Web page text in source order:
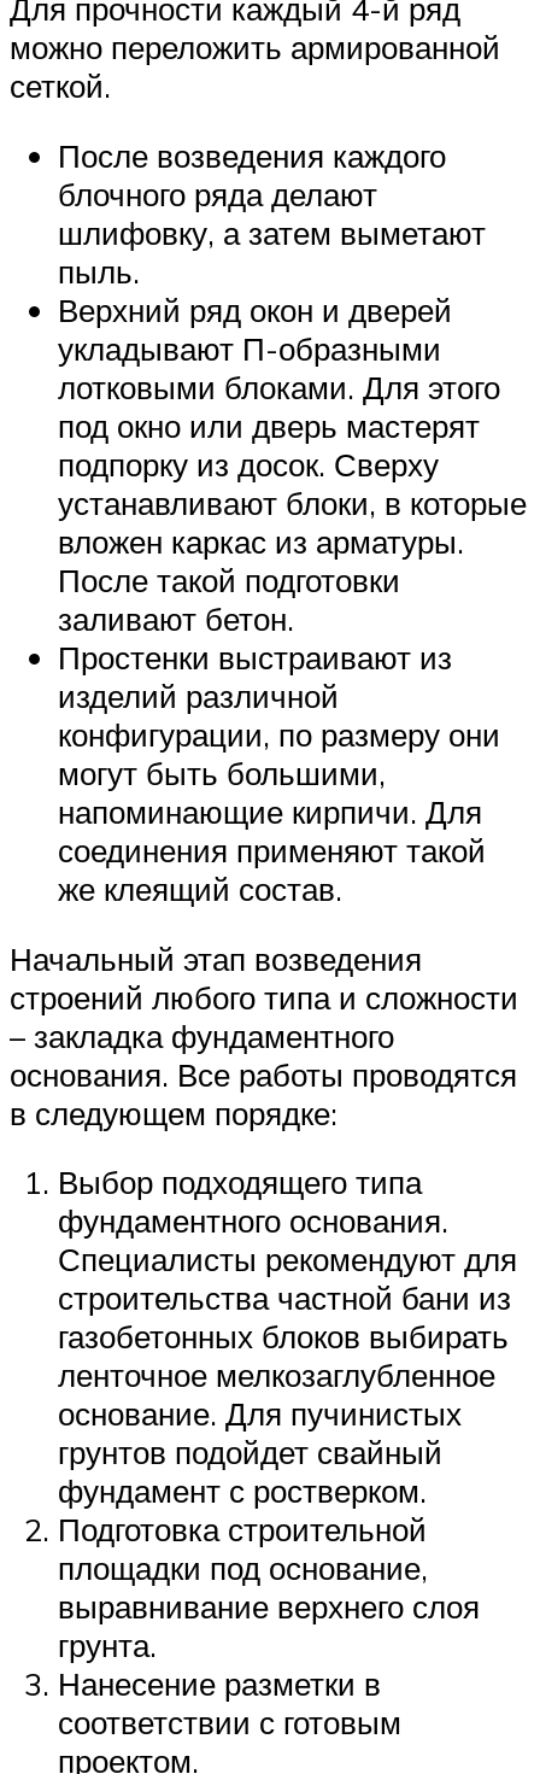
Для прочности каждый 4-й ряд
можно переложить армированной
сеткой.
После возведения каждого
блочного ряда делают
шлифовку, а затем выметают
пыль.
Верхний ряд окон и дверей
укладывают П-образными
лотковыми блоками. Для этого
под окно или дверь мастерят
подпорку из досок. Сверху
устанавливают блоки, в которые
вложен каркас из арматуры.
После такой подготовки
заливают бетон.
Простенки выстраивают из
изделий различной
конфигурации, по размеру они
могут быть большими,
напоминающие кирпичи. Для
соединения применяют такой
же клеящий состав.
Начальный этап возведения
строений любого типа и сложности
– закладка фундаментного
основания. Все работы проводятся
в следующем порядке:
Выбор подходящего типа
фундаментного основания.
Специалисты рекомендуют для
строительства частной бани из
газобетонных блоков выбирать
ленточное мелкозаглубленное
основание. Для пучинистых
грунтов подойдет свайный
фундамент с ростверком.
Подготовка строительной
площадки под основание,
выравнивание верхнего слоя
грунта.
Нанесение разметки в
соответствии с готовым
проектом.